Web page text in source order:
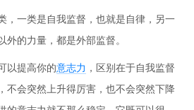
，一类是自我监督，也就是自律，另一
的力量，都是外部监督。
以提高你的意志力 ，区别在于自我监督
不会突然上升得厉害，也不会突然下降